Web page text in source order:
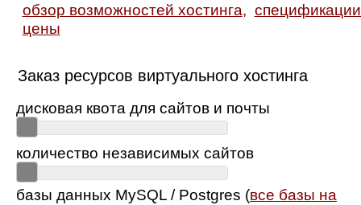
обзор возможностей хостинга, спецификации
цены
Заказ ресурсов виртуального хостинга
дисковая квота для сайтов и почты
количество независимых сайтов
базы данных MySQL / Postgres (все базы на